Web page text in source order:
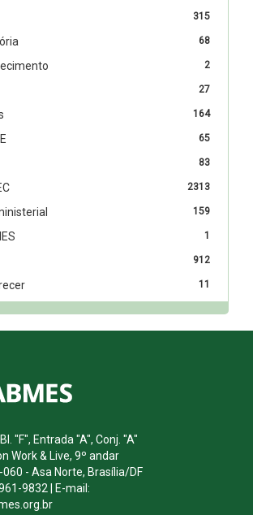
315
68
2
27
164
65
83
2313
159
1
912
11
"F", Entrada "A", Conj. "A"
Work & Live, 9º andar
060 - Asa Norte, Brasília/DF
9832 | E-mail: